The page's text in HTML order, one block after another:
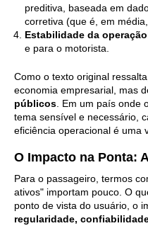
preditiva, baseada em
corretiva (que é, em
Estabilidade da
e para o motorista.
Como o texto original
economia empresarial, mas
públicos. Em um país onde
tema sensível e necessário,
eficiência operacional é uma
O Impacto na Ponta:
Para o passageiro, termos
ativos" importam pouco. O
ponto de vista do usuário, o
regularidade,